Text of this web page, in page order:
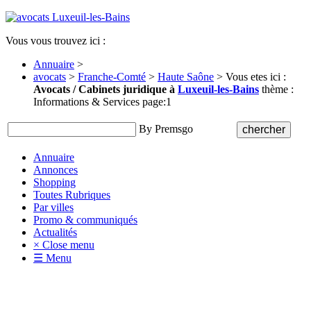
Vous vous trouvez ici :
Annuaire >
avocats > Franche-Comté > Haute Saône > Vous etes ici :
Avocats / Cabinets juridique à Luxeuil-les-Bains thème :
Informations & Services page:1
By Premsgo
Annuaire
Annonces
Shopping
Toutes Rubriques
Par villes
Promo & communiqués
Actualités
× Close menu
☰ Menu